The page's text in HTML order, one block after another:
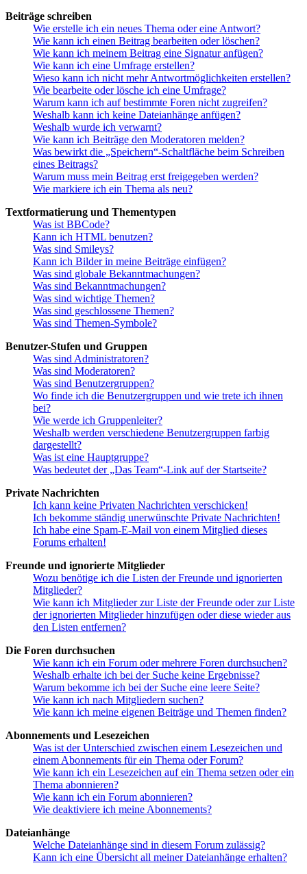
Beiträge schreiben
Wie erstelle ich ein neues Thema oder eine Antwort?
Wie kann ich einen Beitrag bearbeiten oder löschen?
Wie kann ich meinem Beitrag eine Signatur anfügen?
Wie kann ich eine Umfrage erstellen?
Wieso kann ich nicht mehr Antwortmöglichkeiten erstellen?
Wie bearbeite oder lösche ich eine Umfrage?
Warum kann ich auf bestimmte Foren nicht zugreifen?
Weshalb kann ich keine Dateianhänge anfügen?
Weshalb wurde ich verwarnt?
Wie kann ich Beiträge den Moderatoren melden?
Was bewirkt die „Speichern“-Schaltfläche beim Schreiben
eines Beitrags?
Warum muss mein Beitrag erst freigegeben werden?
Wie markiere ich ein Thema als neu?
Textformatierung und Thementypen
Was ist BBCode?
Kann ich HTML benutzen?
Was sind Smileys?
Kann ich Bilder in meine Beiträge einfügen?
Was sind globale Bekanntmachungen?
Was sind Bekanntmachungen?
Was sind wichtige Themen?
Was sind geschlossene Themen?
Was sind Themen-Symbole?
Benutzer-Stufen und Gruppen
Was sind Administratoren?
Was sind Moderatoren?
Was sind Benutzergruppen?
Wo finde ich die Benutzergruppen und wie trete ich ihnen
bei?
Wie werde ich Gruppenleiter?
Weshalb werden verschiedene Benutzergruppen farbig
dargestellt?
Was ist eine Hauptgruppe?
Was bedeutet der „Das Team“-Link auf der Startseite?
Private Nachrichten
Ich kann keine Privaten Nachrichten verschicken!
Ich bekomme ständig unerwünschte Private Nachrichten!
Ich habe eine Spam-E-Mail von einem Mitglied dieses
Forums erhalten!
Freunde und ignorierte Mitglieder
Wozu benötige ich die Listen der Freunde und ignorierten
Mitglieder?
Wie kann ich Mitglieder zur Liste der Freunde oder zur Liste
der ignorierten Mitglieder hinzufügen oder diese wieder aus
den Listen entfernen?
Die Foren durchsuchen
Wie kann ich ein Forum oder mehrere Foren durchsuchen?
Weshalb erhalte ich bei der Suche keine Ergebnisse?
Warum bekomme ich bei der Suche eine leere Seite?
Wie kann ich nach Mitgliedern suchen?
Wie kann ich meine eigenen Beiträge und Themen finden?
Abonnements und Lesezeichen
Was ist der Unterschied zwischen einem Lesezeichen und
einem Abonnements für ein Thema oder Forum?
Wie kann ich ein Lesezeichen auf ein Thema setzen oder ein
Thema abonnieren?
Wie kann ich ein Forum abonnieren?
Wie deaktiviere ich meine Abonnements?
Dateianhänge
Welche Dateianhänge sind in diesem Forum zulässig?
Kann ich eine Übersicht all meiner Dateianhänge erhalten?